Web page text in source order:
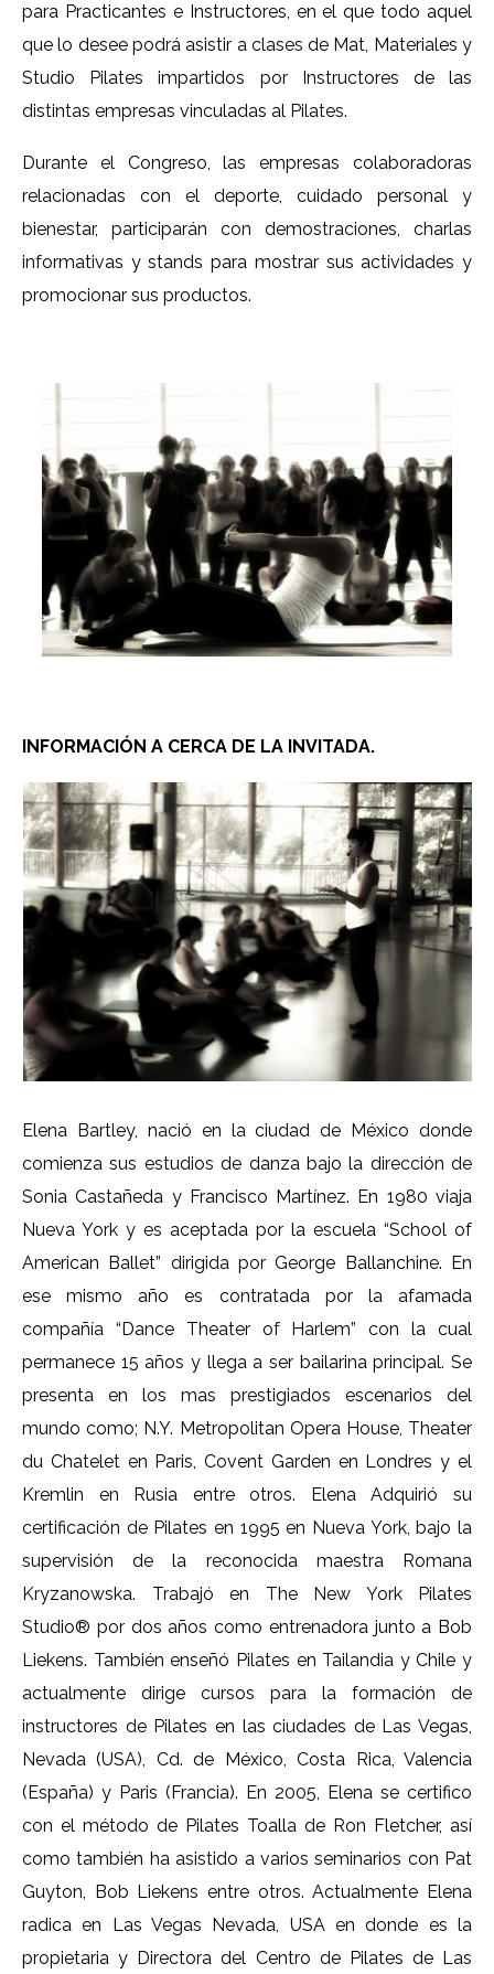
para Practicantes e Instructores, en el que todo aquel
que lo desee podrá asistir a clases de Mat, Materiales y
Studio Pilates impartidos por Instructores de las
distintas empresas vinculadas al Pilates.
Durante el Congreso, las empresas colaboradoras
relacionadas con el deporte, cuidado personal y
bienestar, participarán con demostraciones, charlas
informativas y stands para mostrar sus actividades y
promocionar sus productos.
INFORMACIÓN A CERCA DE LA INVITADA.
Elena Bartley, nació en la ciudad de México donde
comienza sus estudios de danza bajo la dirección de
Sonia Castañeda y Francisco Martínez. En 1980 viaja
Nueva York y es aceptada por la escuela “School of
American Ballet” dirigida por George Ballanchine. En
ese mismo año es contratada por la afamada
compañía “Dance Theater of Harlem” con la cual
permanece 15 años y llega a ser bailarina principal. Se
presenta en los mas prestigiados escenarios del
mundo como; N.Y. Metropolitan Opera House, Theater
du Chatelet en Paris, Covent Garden en Londres y el
Kremlin en Rusia entre otros. Elena Adquirió su
certificación de Pilates en 1995 en Nueva York, bajo la
supervisión de la reconocida maestra Romana
Kryzanowska. Trabajó en The New York Pilates
Studio® por dos años como entrenadora junto a Bob
Liekens. También enseñó Pilates en Tailandia y Chile y
actualmente dirige cursos para la formación de
instructores de Pilates en las ciudades de Las Vegas,
Nevada (USA), Cd. de México, Costa Rica, Valencia
(España) y Paris (Francia). En 2005, Elena se certifico
con el método de Pilates Toalla de Ron Fletcher, así
como también ha asistido a varios seminarios con Pat
Guyton, Bob Liekens entre otros. Actualmente Elena
radica en Las Vegas Nevada, USA en donde es la
propietaria y Directora del Centro de Pilates de Las